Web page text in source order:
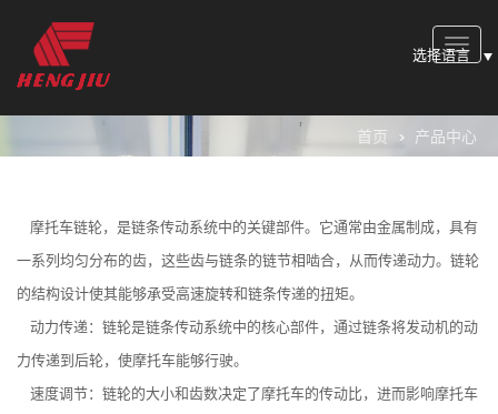
Toggle
选择语言
首页 产品中心
摩托车链轮，是链条传动系统中的关键部件。它通常由金属制成，具有
一系列均匀分布的齿，这些齿与链条的链节相啮合，从而传递动力。链轮
的结构设计使其能够承受高速旋转和链条传递的扭矩。
动力传递：链轮是链条传动系统中的核心部件，通过链条将发动机的动
力传递到后轮，使摩托车能够行驶。
速度调节：链轮的大小和齿数决定了摩托车的传动比，进而影响摩托车